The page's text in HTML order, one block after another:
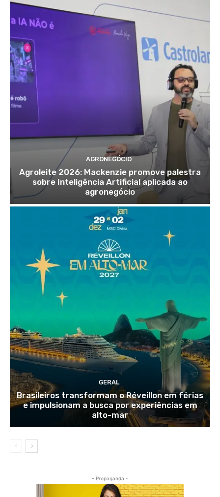
AGRONEGÓCIO
Agroleite 2026: Mackenzie promove palestra
sobre Inteligência Artificial aplicada ao
agronegócio
GERAL
Brasileiros transformam o Réveillon em férias
e impulsionam a busca por experiências em
alto-mar
- Propaganda -